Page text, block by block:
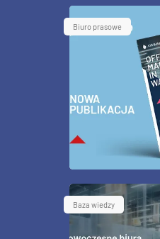
Biuro prasowe
Baza wiedzy